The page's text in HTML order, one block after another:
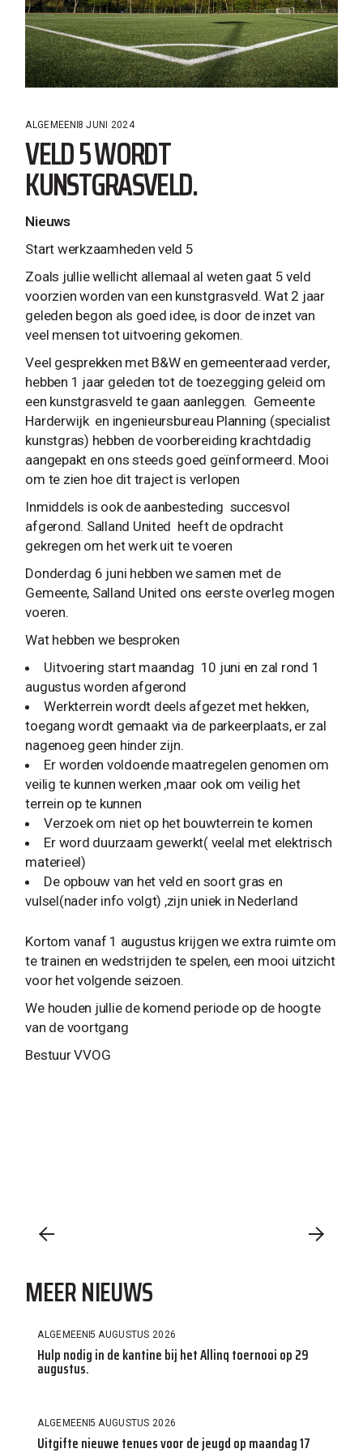
ALGEMEEN 8 JUNI 2024
VELD 5 WORDT
KUNSTGRASVELD.
Nieuws
Start werkzaamheden veld 5
Zoals jullie wellicht allemaal al weten gaat 5 veld
voorzien worden van een kunstgrasveld. Wat 2 jaar
geleden begon als goed idee, is door de inzet van
veel mensen tot uitvoering gekomen.
Veel gesprekken met B&W en gemeenteraad verder,
hebben 1 jaar geleden tot de toezegging geleid om
een kunstgrasveld te gaan aanleggen. Gemeente
Harderwijk en ingenieursbureau Planning (specialist
kunstgras) hebben de voorbereiding krachtdadig
aangepakt en ons steeds goed geïnformeerd. Mooi
om te zien hoe dit traject is verlopen
Inmiddels is ook de aanbesteding succesvol
afgerond. Salland United heeft de opdracht
gekregen om het werk uit te voeren
Donderdag 6 juni hebben we samen met de
Gemeente, Salland United ons eerste overleg mogen
voeren.
Wat hebben we besproken
Uitvoering start maandag 10 juni en zal rond 1
augustus worden afgerond
Werkterrein wordt deels afgezet met hekken,
toegang wordt gemaakt via de parkeerplaats, er zal
nagenoeg geen hinder zijn.
Er worden voldoende maatregelen genomen om
veilig te kunnen werken ,maar ook om veilig het
terrein op te kunnen
Verzoek om niet op het bouwterrein te komen
Er word duurzaam gewerkt( veelal met elektrisch
materieel)
De opbouw van het veld en soort gras en
vulsel(nader info volgt) ,zijn uniek in Nederland
Kortom vanaf 1 augustus krijgen we extra ruimte om
te trainen en wedstrijden te spelen, een mooi uitzicht
voor het volgende seizoen.
We houden jullie de komend periode op de hoogte
van de voortgang
Bestuur VVOG
MEER NIEUWS
ALGEMEEN 5 AUGUSTUS 2026
Hulp nodig in de kantine bij het Allinq toernooi op 29
augustus.
ALGEMEEN 5 AUGUSTUS 2026
Uitgifte nieuwe tenues voor de jeugd op maandag 17